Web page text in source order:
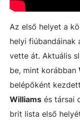
Az első helyet a
helyi fiúbandáinak
vette át. Aktuális
be, mint korábban
belépőként
Williams és társai
brit lista első